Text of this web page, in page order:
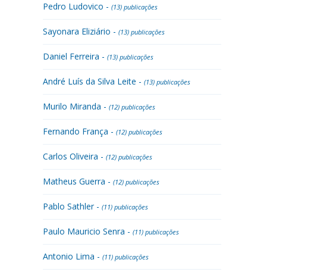
Pedro Ludovico - (13) publicações
Sayonara Eliziário - (13) publicações
Daniel Ferreira - (13) publicações
André Luís da Silva Leite - (13) publicações
Murilo Miranda - (12) publicações
Fernando França - (12) publicações
Carlos Oliveira - (12) publicações
Matheus Guerra - (12) publicações
Pablo Sathler - (11) publicações
Paulo Mauricio Senra - (11) publicações
Antonio Lima - (11) publicações